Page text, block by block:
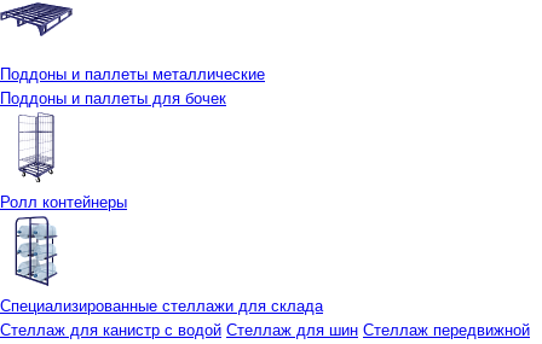
Поддоны и паллеты металлические
Поддоны и паллеты для бочек
Ролл контейнеры
Специализированные стеллажи для склада
Стеллаж для канистр с водой Стеллаж для шин Стеллаж передвижной